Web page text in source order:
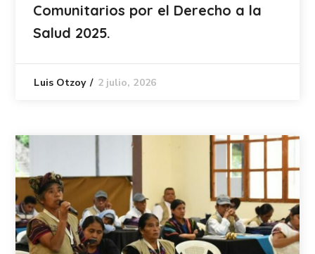
Comunitarios por el Derecho a la
Salud 2025.
Luis Otzoy 2 julio, 2026